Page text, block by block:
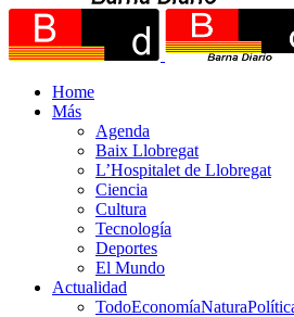
Home
Más
Agenda
Baix Llobregat
L’Hospitalet de Llobregat
Ciencia
Cultura
Tecnología
Deportes
El Mundo
Actualidad
TodoEconomíaNatura